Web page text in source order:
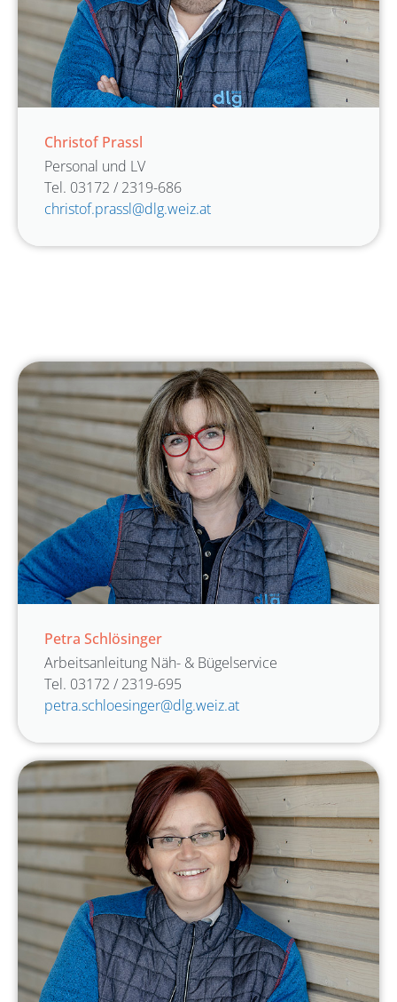
Christof Prassl
Personal und LV
Tel. 03172 / 2319-686
christof.prassl@dlg.weiz.at
Petra Schlösinger
Arbeitsanleitung Näh- & Bügelservice
Tel. 03172 / 2319-695
petra.schloesinger@dlg.weiz.at